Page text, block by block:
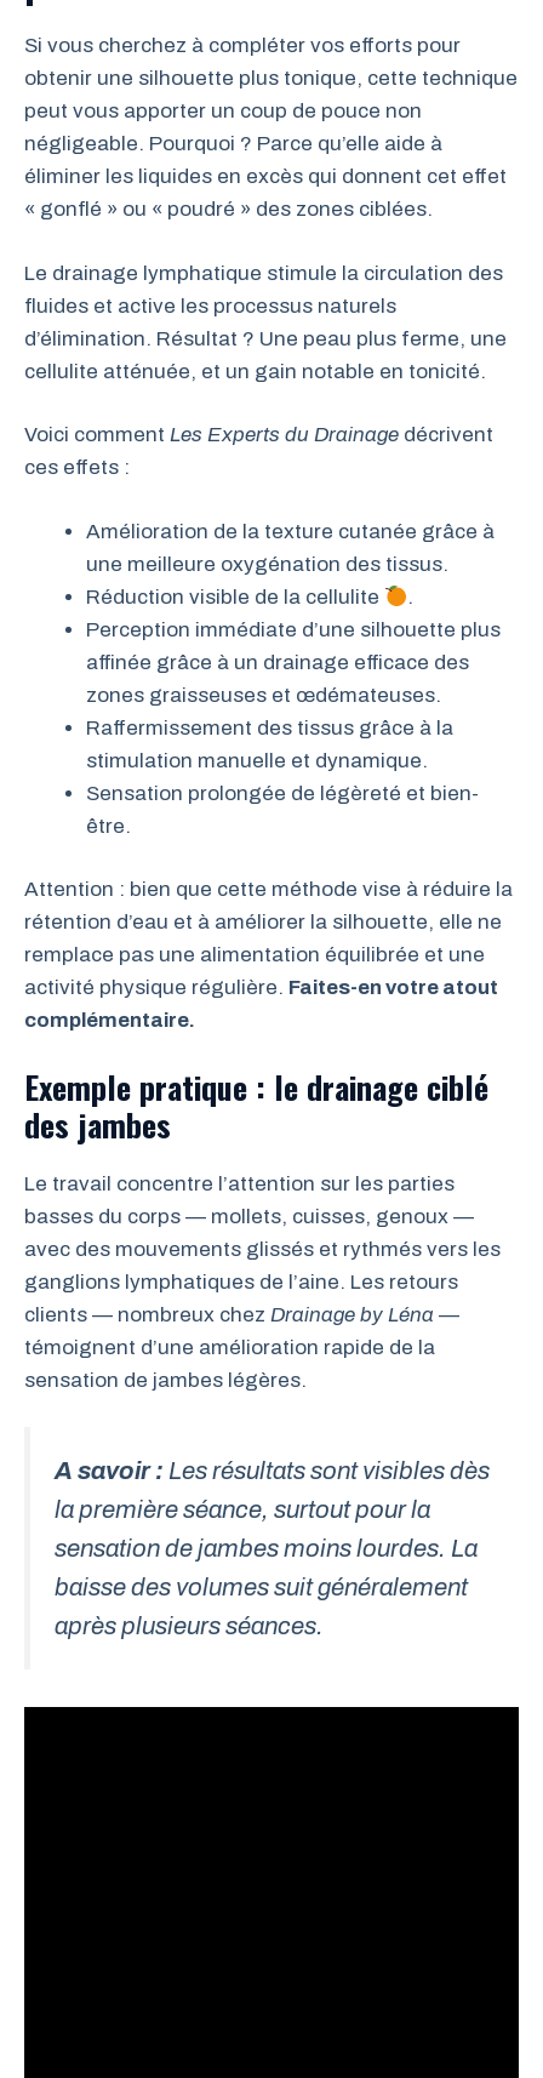
Si vous cherchez à compléter vos efforts pour
obtenir une silhouette plus tonique, cette technique
peut vous apporter un coup de pouce non
négligeable. Pourquoi ? Parce qu’elle aide à
éliminer les liquides en excès qui donnent cet effet
« gonflé » ou « poudré » des zones ciblées.
Le drainage lymphatique stimule la circulation des
fluides et active les processus naturels
d’élimination. Résultat ? Une peau plus ferme, une
cellulite atténuée, et un gain notable en tonicité.
Voici comment Les Experts du Drainage décrivent
ces effets :
Amélioration de la texture cutanée grâce à
une meilleure oxygénation des tissus.
Réduction visible de la cellulite
.
Perception immédiate d’une silhouette plus
affinée grâce à un drainage efficace des
zones graisseuses et œdémateuses.
Raffermissement des tissus grâce à la
stimulation manuelle et dynamique.
Sensation prolongée de légèreté et bien-
être.
Attention : bien que cette méthode vise à réduire la
rétention d’eau et à améliorer la silhouette, elle ne
remplace pas une alimentation équilibrée et une
activité physique régulière. Faites-en votre atout
complémentaire.
Exemple pratique : le drainage ciblé
des jambes
Le travail concentre l’attention sur les parties
basses du corps — mollets, cuisses, genoux —
avec des mouvements glissés et rythmés vers les
ganglions lymphatiques de l’aine. Les retours
clients — nombreux chez Drainage by Léna —
témoignent d’une amélioration rapide de la
sensation de jambes légères.
A savoir : Les résultats sont visibles dès
la première séance, surtout pour la
sensation de jambes moins lourdes. La
baisse des volumes suit généralement
après plusieurs séances.